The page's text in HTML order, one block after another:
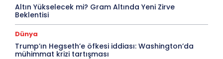
Altın Yükselecek mi? Gram Altında Yeni Zirve
Beklentisi
Dünya
Trump’ın Hegseth’e öfkesi iddiası: Washington’da
mühimmat krizi tartışması